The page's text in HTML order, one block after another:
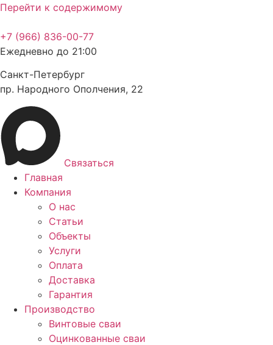
Перейти к содержимому
+7 (966) 836-00-77
Ежедневно до 21:00
Санкт-Петербург
пр. Народного Ополчения, 22
Связаться
Главная
Компания
О нас
Статьи
Объекты
Услуги
Оплата
Доставка
Гарантия
Производство
Винтовые сваи
Оцинкованные сваи